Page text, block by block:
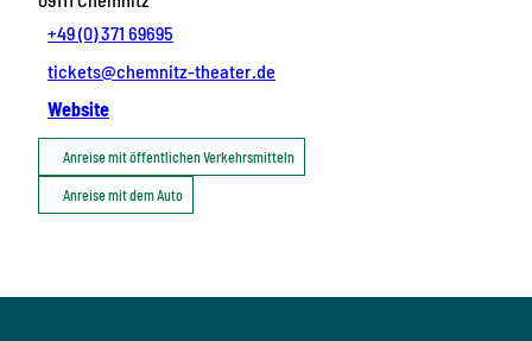
+49 (0) 371 69695
tickets@chemnitz-theater.de
Website
Anreise mit öffentlichen Verkehrsmitteln
Anreise mit dem Auto